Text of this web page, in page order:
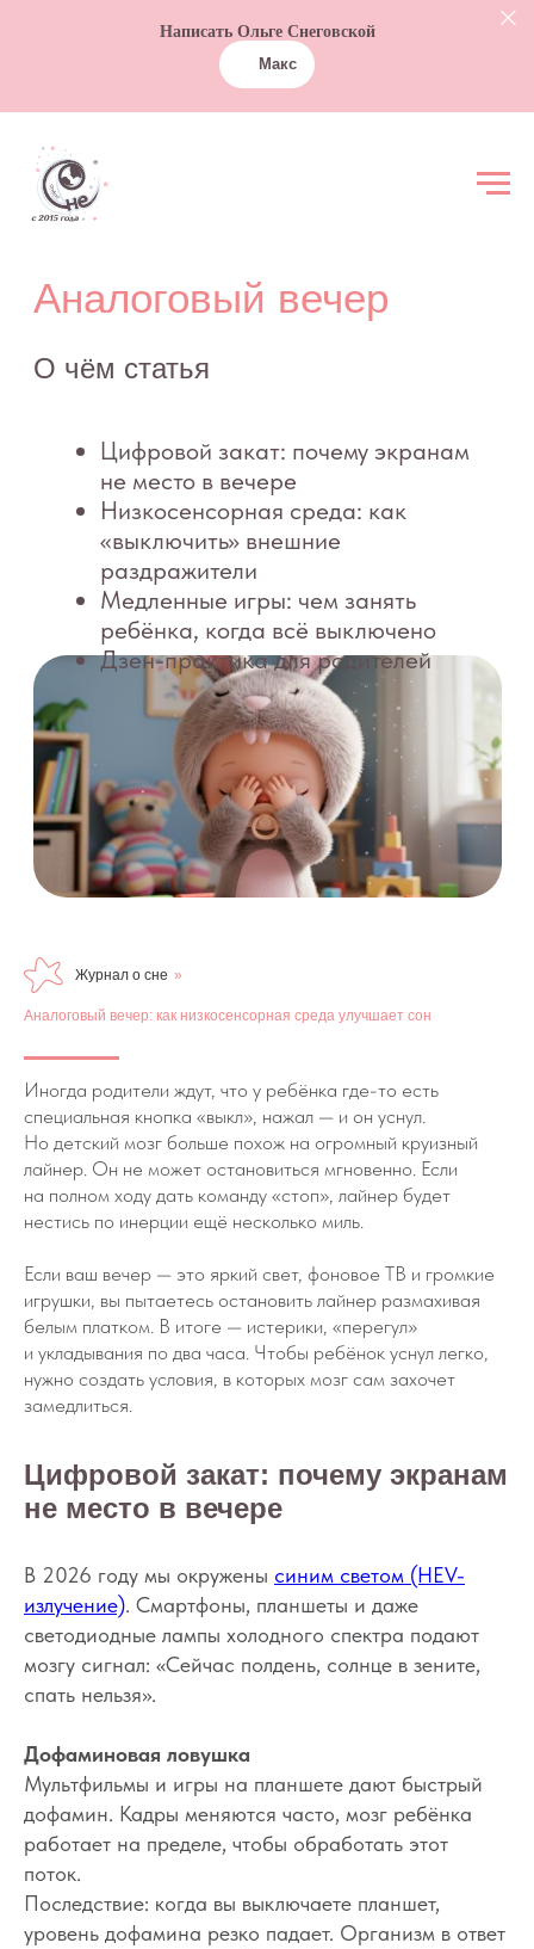
Написать Ольге Снеговской
Макс
Низкосенсорная среда: как
ребёнка, когда всё выключено
Дзен-практика для родителей
Аналоговый вечер
Журнал о сне »
Аналоговый вечер: как низкосенсорная среда улучшает сон
Иногда родители ждут, что у ребёнка где-то есть
специальная кнопка «выкл», нажал — и он уснул.
Но детский мозг больше похож на огромный круизный
лайнер. Он не может остановиться мгновенно. Если
на полном ходу дать команду «стоп», лайнер будет
нестись по инерции ещё несколько миль.
Если ваш вечер — это яркий свет, фоновое ТВ и громкие
игрушки, вы пытаетесь остановить лайнер размахивая
белым платком. В итоге — истерики, «перегул»
и укладывания по два часа. Чтобы ребёнок уснул легко,
нужно создать условия, в которых мозг сам захочет
замедлиться.
Цифровой закат: почему экранам
не место в вечере
В 2026 году мы окружены синим светом (HEV-
излучение). Смартфоны, планшеты и даже
светодиодные лампы холодного спектра подают
мозгу сигнал: «Сейчас полдень, солнце в зените,
спать нельзя».
Дофаминовая ловушка
Мультфильмы и игры на планшете дают быстрый
дофамин. Кадры меняются часто, мозг ребёнка
работает на пределе, чтобы обработать этот
поток.
Последствие: когда вы выключаете планшет,
уровень дофамина резко падает. Организм в ответ